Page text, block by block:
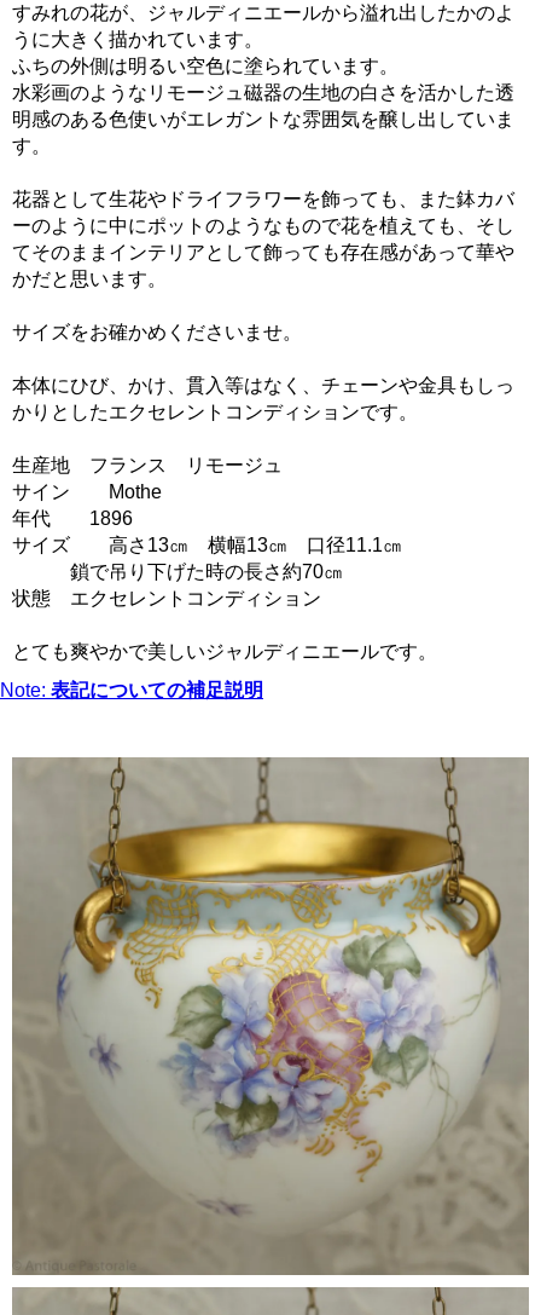
すみれの花が、ジャルディニエールから溢れ出したかのよ
うに大きく描かれています。
ふちの外側は明るい空色に塗られています。
水彩画のようなリモージュ磁器の生地の白さを活かした透
明感のある色使いがエレガントな雰囲気を醸し出していま
す。
花器として生花やドライフラワーを飾っても、また鉢カバ
ーのように中にポットのようなもので花を植えても、そし
てそのままインテリアとして飾っても存在感があって華や
かだと思います。
サイズをお確かめくださいませ。
本体にひび、かけ、貫入等はなく、チェーンや金具もしっ
かりとしたエクセレントコンディションです。
生産地 フランス リモージュ
サイン Mothe
年代 1896
サイズ 高さ13㎝ 横幅13㎝ 口径11.1㎝
鎖で吊り下げた時の長さ約70㎝
状態 エクセレントコンディション
とても爽やかで美しいジャルディニエールです。
Note: 表記についての補足説明